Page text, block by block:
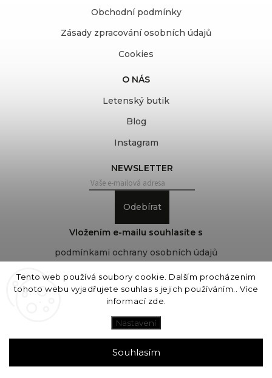
Tento web používá soubory cookie. Dalším procházením
tohoto webu vyjadřujete souhlas s jejich používáním.. Více
informací zde
Nastavení
Souhlasím
Obchodní podmínky
Zásady zpracování osobních údajů
Cookies
O NÁS
Letenský butik
Blog
Instagram
NEWSLETTER
Odebírat
Vložením e-mailu souhlasíte s
podmínkami ochrany osobních údajů
COVEROVER
Upravit nastavení cookies